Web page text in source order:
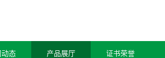
动态 产品展厅 证书荣誉